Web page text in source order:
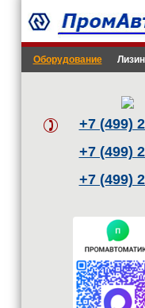
Оборудование
+7 (499)
+7 (499)
+7 (499)